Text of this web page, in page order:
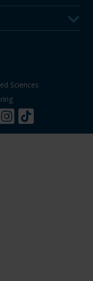
Sciences